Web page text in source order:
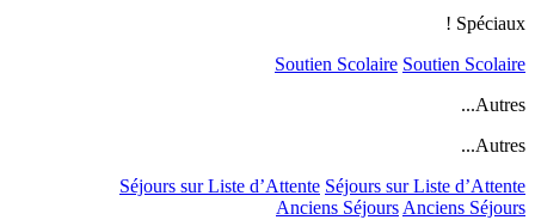
Spéciaux !
Soutien Scolaire Soutien Scolaire
Autres...
Autres...
Séjours sur Liste d’Attente Séjours sur Liste d’Attente
Anciens SéjoursAnciens Séjours